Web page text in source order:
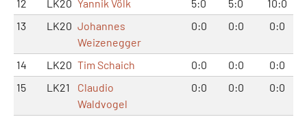
12 LK20 Yannik Völk 5:0 5:0
10:0
13
LK20 Johannes
Weizenegger
0:0 0:0 0:0
14 LK20 Tim Schaich 0:0 0:0
0:0
15
LK21
Claudio
Waldvogel
0:0 0:0 0:0